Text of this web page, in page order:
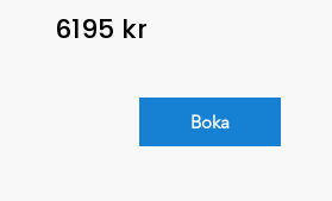
6195 kr
Boka